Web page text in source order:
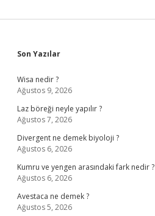
Sidebar
Son Yazılar
Wisa nedir ?
Ağustos 9, 2026
Laz böreği neyle yapılır ?
Ağustos 7, 2026
Divergent ne demek biyoloji ?
Ağustos 6, 2026
Kumru ve yengen arasındaki fark nedir ?
Ağustos 6, 2026
Avestaca ne demek ?
Ağustos 5, 2026